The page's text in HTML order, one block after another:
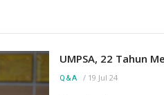
UMPSA, 22 Tahun
Q&A / 19 Jul 24